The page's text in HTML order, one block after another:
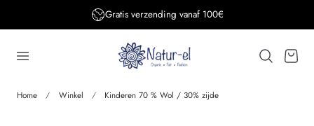
Gratis verzending vanaf 100€
Home Winkel Kinderen 70 % Wol / 30% zijde